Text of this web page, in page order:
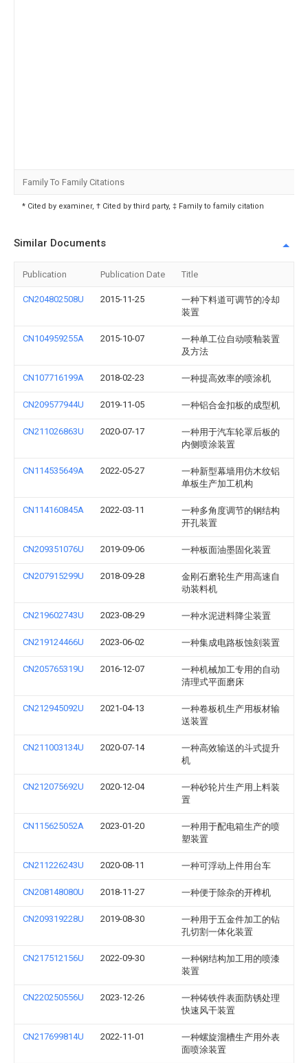
Family To Family Citations
* Cited by examiner, † Cited by third party, ‡ Family to family citation
Similar Documents
Publication Publication Date Title
CN204802508U 2015-11-25
一种下料道可调节的冷却
装置
CN104959255A 2015-10-07
一种单工位自动喷釉装置
及方法
CN107716199A 2018-02-23 一种提高效率的喷涂机
CN209577944U 2019-11-05 一种铝合金扣板的成型机
CN211026863U 2020-07-17
一种用于汽车轮罩后板的
内侧喷涂装置
CN114535649A 2022-05-27
一种新型幕墙用仿木纹铝
单板生产加工机构
CN114160845A 2022-03-11
一种多角度调节的钢结构
开孔装置
CN209351076U 2019-09-06 一种板面油墨固化装置
CN207915299U 2018-09-28
金刚石磨轮生产用高速自
动装料机
CN219602743U 2023-08-29 一种水泥进料降尘装置
CN219124466U 2023-06-02 一种集成电路板蚀刻装置
CN205765319U 2016-12-07
一种机械加工专用的自动
清理式平面磨床
CN212945092U 2021-04-13
一种卷板机生产用板材输
送装置
CN211003134U 2020-07-14
一种高效输送的斗式提升
机
CN212075692U 2020-12-04
一种砂轮片生产用上料装
置
CN115625052A 2023-01-20
一种用于配电箱生产的喷
塑装置
CN211226243U 2020-08-11 一种可浮动上件用台车
CN208148080U 2018-11-27 一种便于除杂的开榫机
CN209319228U 2019-08-30
一种用于五金件加工的钻
孔切割一体化装置
CN217512156U 2022-09-30
一种钢结构加工用的喷漆
装置
CN220250556U 2023-12-26
一种铸铁件表面防锈处理
快速风干装置
CN217699814U 2022-11-01
一种螺旋溜槽生产用外表
面喷涂装置